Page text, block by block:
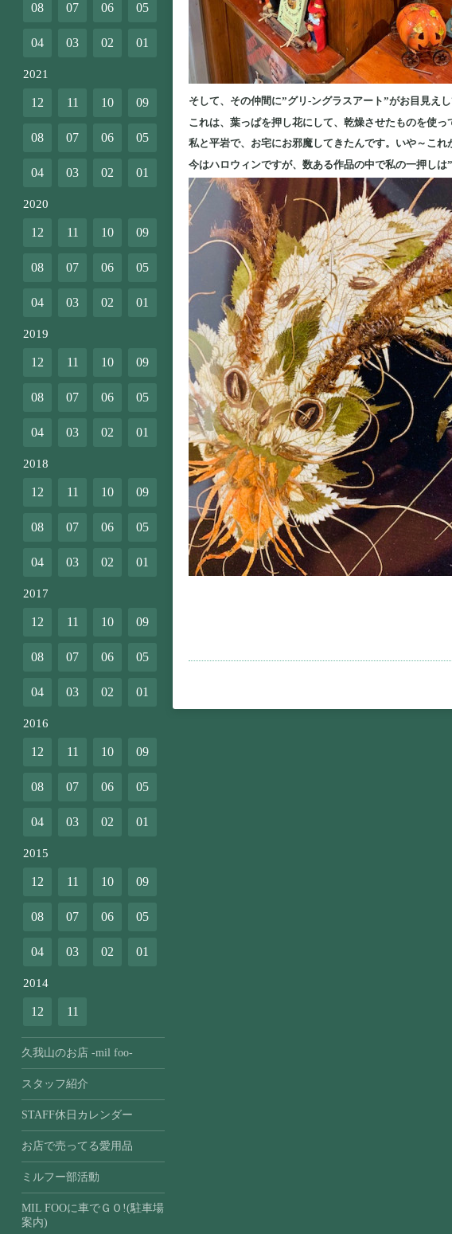
そして、その仲間に”グリ-ングラスアート”がお目見えし
これは、葉っぱを押し花にして、乾燥させたものを使
私と平岩で、お宅にお邪魔してきたんです。いや～こ
今はハロウィンですが、数ある作品の中で私の一押し
08 07 06 05
04 03 02 01
2021
12 11 10 09
08 07 06 05
04 03 02 01
2020
12 11 10 09
08 07 06 05
04 03 02 01
2019
12 11 10 09
08 07 06 05
04 03 02 01
2018
12 11 10 09
08 07 06 05
04 03 02 01
2017
12 11 10 09
08 07 06 05
04 03 02 01
2016
12 11 10 09
08 07 06 05
04 03 02 01
2015
12 11 10 09
08 07 06 05
04 03 02 01
2014
12 11
久我山のお店 -mil foo-
スタッフ紹介
STAFF休日カレンダー
お店で売ってる愛用品
ミルフー部活動
MIL FOOに車でＧＯ!(駐車場
案内)